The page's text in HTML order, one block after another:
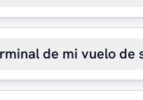
de mi vuelo de